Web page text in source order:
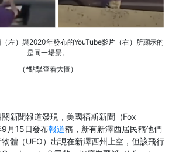
左）與2020年發布的YouTube影片（右）所顯示的
是同一場景。
（*點擊查看大圖）
新聞報道發現，美國福斯新聞（Fox
月15日發布報道稱，新有新澤西居民稱他們
體（UFO）出現在新澤西州上空，但該飛行